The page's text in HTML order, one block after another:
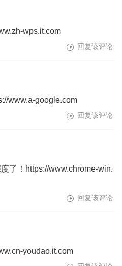
wps.it.com
回复该评论
www.a-google.com
回复该评论
了！https://www.chrome-win.
回复该评论
youdao.it.com